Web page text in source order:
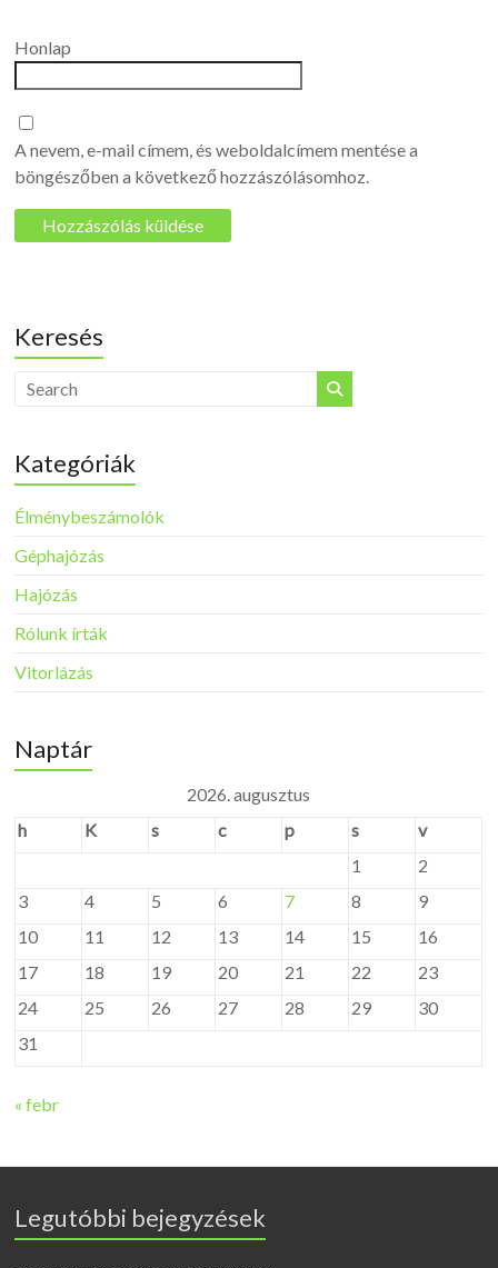
Honlap
A nevem, e-mail címem, és weboldalcímem mentése a
böngészőben a következő hozzászólásomhoz.
Keresés
Kategóriák
Élménybeszámolók
Géphajózás
Hajózás
Rólunk írták
Vitorlázás
Naptár
2026. augusztus
h
K s c p s
v
1
2
3
4 5 6 7 8
9
10
11 12 13 14 15
16
17
18 19 20 21 22
23
24
25 26 27 28 29
30
31
« febr
Legutóbbi bejegyzések